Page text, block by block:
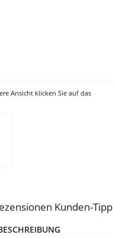
Ansicht klicken Sie auf das
Kunden-Tipp